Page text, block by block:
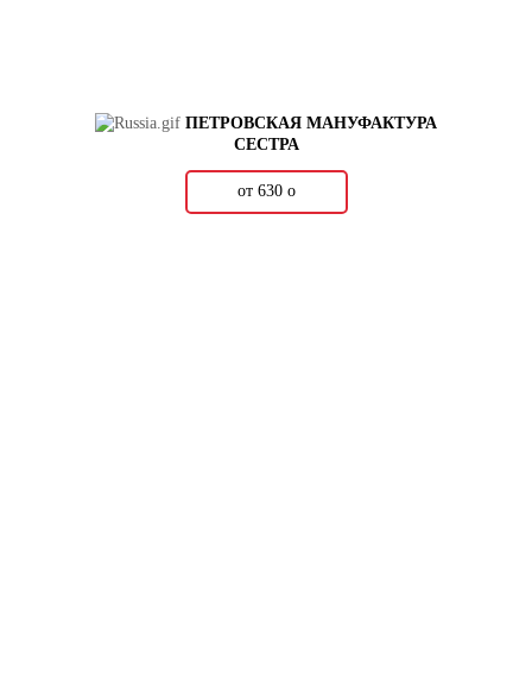
ПЕТРОВСКАЯ МАНУФАКТУРА
СЕСТРА
от 630 о